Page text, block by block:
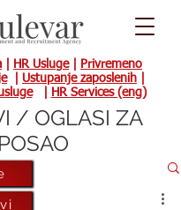
HR Usluge|
Privremeno
| Ustupanje zaposlenih
| HR Services (eng)
/ OGLASI ZA
POSAO